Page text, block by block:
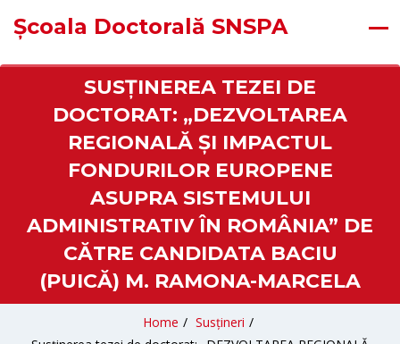
Școala Doctorală SNSPA
SUSȚINEREA TEZEI DE
DOCTORAT: „DEZVOLTAREA
REGIONALĂ ȘI IMPACTUL
FONDURILOR EUROPENE
ASUPRA SISTEMULUI
ADMINISTRATIV ÎN ROMÂNIA” DE
CĂTRE CANDIDATA BACIU
(PUICĂ) M. RAMONA-MARCELA
Home / Susțineri /